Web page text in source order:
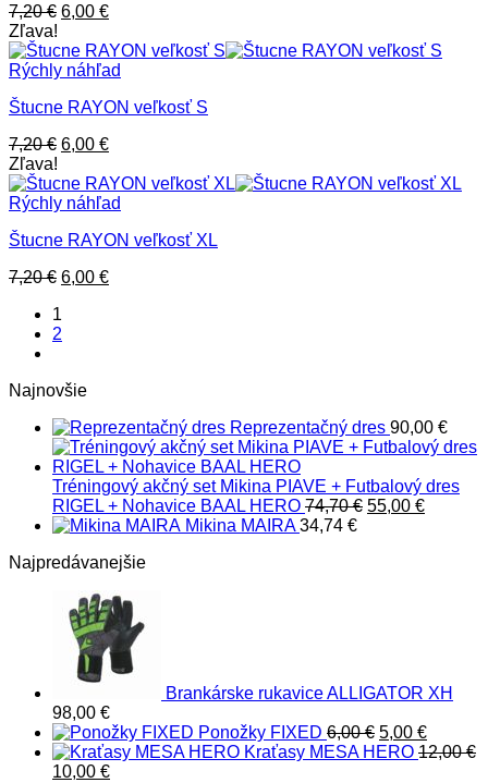
7,20€ Pôvodná
bola:
7,20 €.
6,00 €Aktuálna
je:
6,00 €.
Zľava!
Rýchly náhľad
Štucne RAYON veľkosť S
7,20€ Pôvodná
bola:
7,20 €.
6,00 €Aktuálna
je:
6,00 €.
Zľava!
Rýchly náhľad
Štucne RAYON veľkosť XL
7,20€ Pôvodná
bola:
7,20 €.
6,00 €Aktuálna
1
2
Najnovšie
Reprezentačný dres 90,00 €
Tréningový akčný set Mikina PIAVE + Futbalový dres
RIGEL + Nohavice BAAL HERO 74,70€ Pôvodná
55,00 €
Mikina MAIRA 34,74 €
Najpredávanejšie
Brankárske rukavice ALLIGATOR XH
98,00 €
Ponožky FIXED 6,00€ Pôvodná
cena
5,00 €
cena
Kraťasy MESA HERO 12,00€
Pôvodná
10,00 €Aktuálna